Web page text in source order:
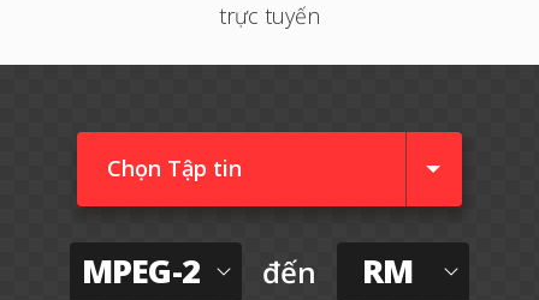
trực tuyến
Chọn Tập tin
MPEG-2 đến RM